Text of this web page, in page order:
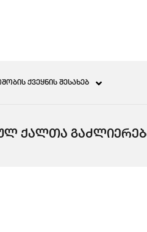
ᲥᲕᲔᲧᲜᲘᲡ ᲨᲔᲡᲐᲮᲔᲑ
ᲥᲐᲚᲗᲐ